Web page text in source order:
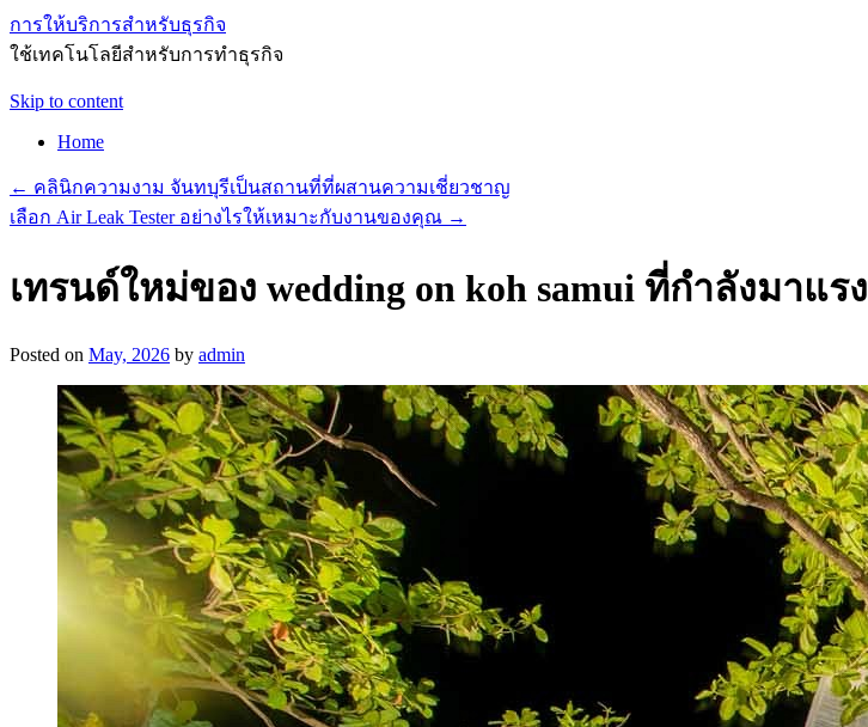
การให้บริการสำหรับธุรกิจ
ใช้เทคโนโลยีสำหรับการทำธุรกิจ
Skip to content
Home
← คลินิกความงาม จันทบุรีเป็นสถานที่ที่ผสานความเชี่ยวชาญ
เลือก Air Leak Tester อย่างไรให้เหมาะกับงานของคุณ →
เทรนด์ใหม่ของ wedding on koh samui ที่กำลังมาแรง
Posted on May, 2026 by admin